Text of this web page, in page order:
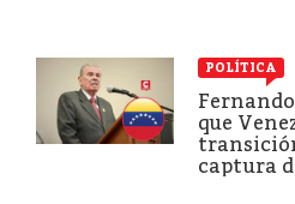
POLÍTICA
que
captura